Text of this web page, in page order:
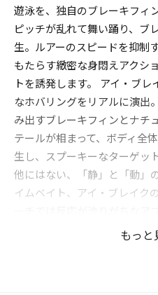
遊泳を、独自のブレーキフィ
ピッチが乱れて舞い踊り、ブ
生。ルアーのスピードを抑制
もたらす緻密な身悶えアクシ
トを誘発します。 アイ・ブ
なホバリングをリアルに演出
み出すブレーキフィンとナチ
テールが相まって、ボディ全
生し、スプーキーなターゲッ
他にはない、「静」と「動」
イムベイト、アイ・ブレイク
ンジが上がりきらない長雨時
もっと